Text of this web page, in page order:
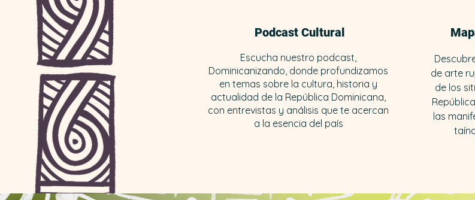
Podcast Cultural
Escucha nuestro podcast,
Dominicanizando, donde profundizamos
en temas sobre la cultura, historia y
actualidad de la República Dominicana,
con entrevistas y análisis que te acercan
a la esencia del país
de arte
de los
las